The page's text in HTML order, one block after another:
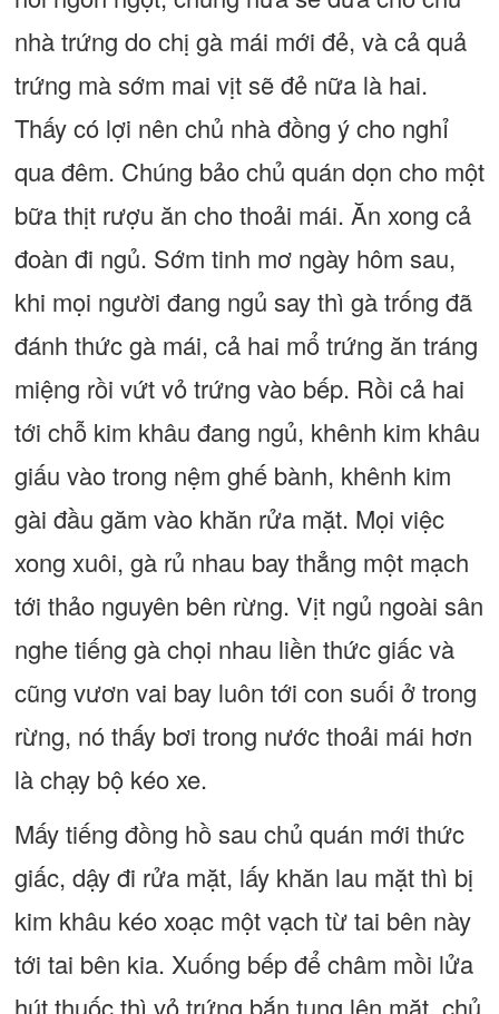
nhà trứng do chị gà mái mới đẻ, và cả quả
trứng mà sớm mai vịt sẽ đẻ nữa là hai.
Thấy có lợi nên chủ nhà đồng ý cho nghỉ
qua đêm. Chúng bảo chủ quán dọn cho một
bữa thịt rượu ăn cho thoải mái. Ăn xong cả
đoàn đi ngủ. Sớm tinh mơ ngày hôm sau,
khi mọi người đang ngủ say thì gà trống đã
đánh thức gà mái, cả hai mổ trứng ăn tráng
miệng rồi vứt vỏ trứng vào bếp. Rồi cả hai
tới chỗ kim khâu đang ngủ, khênh kim khâu
giấu vào trong nệm ghế bành, khênh kim
gài đầu găm vào khăn rửa mặt. Mọi việc
xong xuôi, gà rủ nhau bay thẳng một mạch
tới thảo nguyên bên rừng. Vịt ngủ ngoài sân
nghe tiếng gà chọi nhau liền thức giấc và
cũng vươn vai bay luôn tới con suối ở trong
rừng, nó thấy bơi trong nước thoải mái hơn
là chạy bộ kéo xe.
Mấy tiếng đồng hồ sau chủ quán mới thức
giấc, dậy đi rửa mặt, lấy khăn lau mặt thì bị
kim khâu kéo xoạc một vạch từ tai bên này
tới tai bên kia. Xuống bếp để châm mồi lửa
hút thuốc thì vỏ trứng bắn tung lên mặt, chủ